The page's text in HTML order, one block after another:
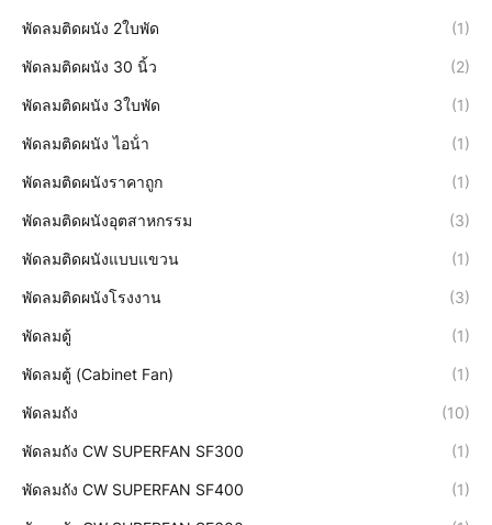
พัดลมติดผนัง 2ใบพัด (1)
พัดลมติดผนัง 30 นิ้ว (2)
พัดลมติดผนัง 3ใบพัด (1)
พัดลมติดผนัง ไอน้ํา (1)
พัดลมติดผนังราคาถูก (1)
พัดลมติดผนังอุตสาหกรรม (3)
พัดลมติดผนังแบบแขวน (1)
พัดลมติดผนังโรงงาน (3)
พัดลมตู้ (1)
พัดลมตู้ (Cabinet Fan) (1)
พัดลมถัง (10)
พัดลมถัง CW SUPERFAN SF300 (1)
พัดลมถัง CW SUPERFAN SF400 (1)